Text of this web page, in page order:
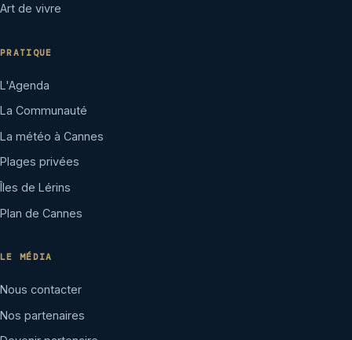
Art de vivre
PRATIQUE
L'Agenda
La Communauté
La météo à Cannes
Plages privées
Îles de Lérins
Plan de Cannes
LE MÉDIA
Nous contacter
Nos partenaires